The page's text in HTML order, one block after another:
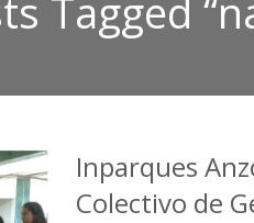
Tagged
Inparques
Colectivo de